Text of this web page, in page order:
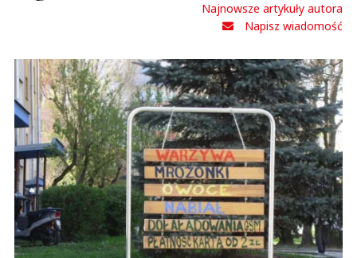
Najnowsze artykuły autora
Napisz wiadomość